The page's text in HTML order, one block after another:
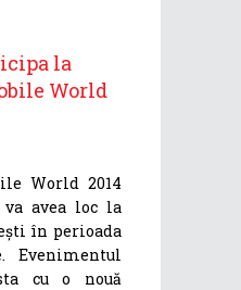
la
World
World 2014
va avea loc la
în perioada
Evenimentul
cu o nouă